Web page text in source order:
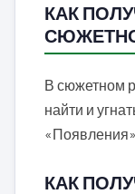
КАК
В сюжетном
найти и
«Появления»
КАК